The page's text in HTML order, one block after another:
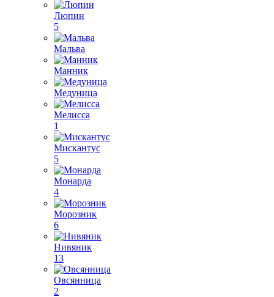
Люпин
5
Мальва
Манник
Медуница
Мелисса
1
Мискантус
5
Монарда
4
Морозник
6
Нивяник
13
Овсянница
2